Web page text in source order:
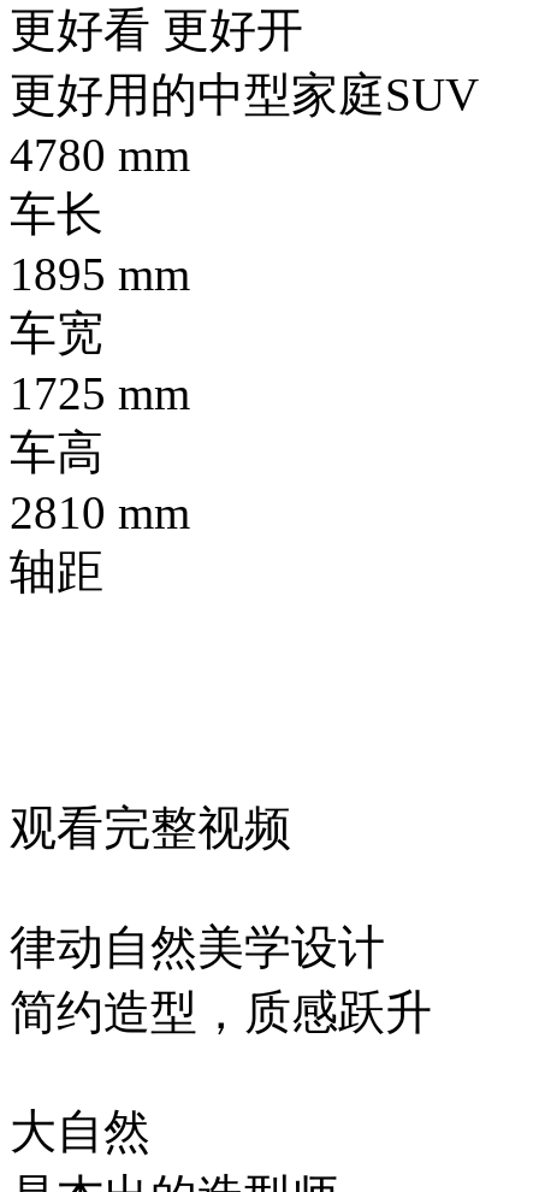
更好看 更好开
更好用的中型家庭SUV
4780 mm
车长
1895 mm
车宽
1725 mm
车高
2810 mm
轴距
观看完整视频
律动自然美学设计
简约造型，质感跃升
大自然